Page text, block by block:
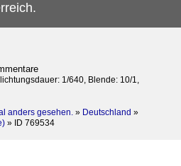
1/640, Blende: 10/1,
anders gesehen. » Deutschland »
» ID 769534